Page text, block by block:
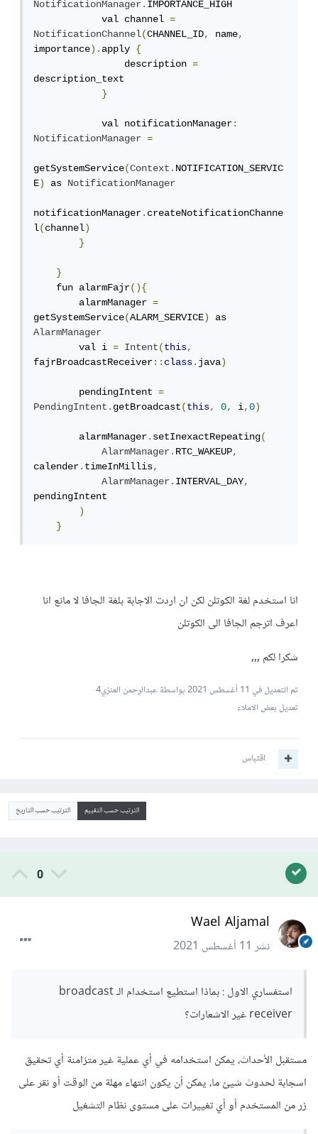
NotificationManager.IMPORTANCE_HIGH
            val channel
=
NotificationChannel(CHANNEL_ID, name,
importance).apply {
                description
=
description_text
}
            val notificationManager
:
NotificationManager
=
getSystemService(Context.NOTIFICATION_SERVIC
E) as NotificationManager
notificationManager.createNotificationChanne
l(channel)
}
}
    fun alarmFajr
(){
        alarmManager
=
getSystemService(ALARM_SERVICE)
AlarmManager
        val i
= Intent(this,
fajrBroadcastReceiver::class.java)
        pendingIntent
=
PendingIntent.getBroadcast(this, 0, i,0)
        alarmManager
.setInexactRepeating(
AlarmManager.RTC_WAKEUP,
calender.timeInMillis,
AlarmManager.INTERVAL_DAY,
pendingIntent
)
}
انا استخدم لغة الكوتلن لكن ان اردت الاجابة بلغة الجافا لا مانع انا
اعرف اترجم الجافا الى الكوتلن
شكرا لكم ,,,
تم التعديل في 11 أغسطس 2021
بواسطة عبدالرحمن العنزي4
تعديل بعض الاملاء
اقتباس
الترتيب حسب التقييم الترتيب حسب التاريخ
0
Wael Aljamal
نشر11 أغسطس 2021
استفساري الاول : بماذا استطيع استخدام الـ broadcast
receiver غير الاشعارات؟
مستقبل الأحداث، يمكن استخدامه في أي عملية غير متزامنة أي تحقيق
اسجابة لحدوث شيئ ما، يمكن أن يكون انتهاء مهلة من الوقت أو نقر على
زر من المستخدم أو أي تغييرات على مستوى نظام التشغيل